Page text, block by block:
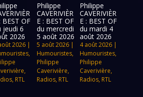
BEST OF
jeudi 6
2026
2026|
,
,
, RTL
Philippe
CAVERIVIÈR
E : BEST OF
du mercredi
5 août 2026
5 août 2026|
Humouristes,
Philippe
Caverivière,
Radios, RTL
Philippe
CAVERIVIÈR
E : BEST OF
du mardi 4
août 2026
4 août 2026 |
Humouristes,
Philippe
Caverivière,
Radios, RTL